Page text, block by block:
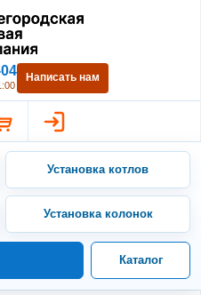
Нижегородская Газовая
Написать нам
Установка котлов
Установка колонок
Каталог